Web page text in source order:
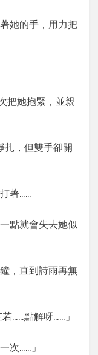
她的手，用力把
把她抱緊，並親
扎，但雙手卻開
著……
點就會失去她似
，直到詩雨再無
……點解呀……」
次……」